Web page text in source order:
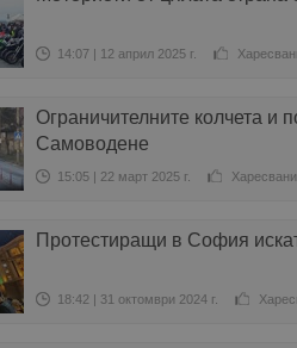
14:07 | 12 април 2025 г.
Ограничителните колчета и
Самоводене
15:05 | 22 март 2025 г.
Протестиращи в София
18:42 | 31 октомври 2024 г.